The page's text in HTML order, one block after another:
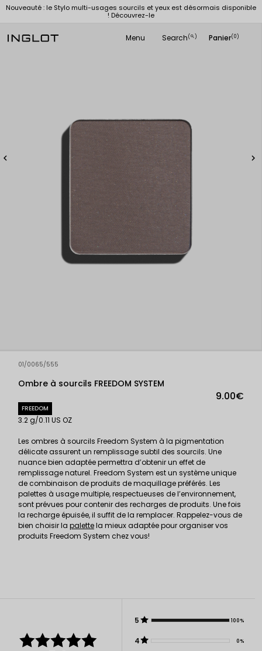
Nouveauté : le Stylo multi-usages sourcils et yeux est désormais disponible
! Découvrez-le
Menu Search(
search ) Panier(0)
 
01/0065/555
Ombre à sourcils FREEDOM SYSTEM
9.00€
FREEDOM
3.2 g/0.11 US OZ
Les ombres à sourcils Freedom System à la pigmentation
délicate assurent un remplissage subtil des sourcils. Une
nuance bien adaptée permettra d’obtenir un effet de
remplissage naturel. Freedom System est un système unique
de combinaison de produits de maquillage préférés. Les
palettes à usage multiple, respectueuses de l’environnement,
sont prévues pour contenir des recharges de produits. Une fois
la recharge épuisée, il suffit de la remplacer. Rappelez-vous de
bien choisir la palettela mieux adaptée pour organiser vos
produits Freedom System chez vous!
5 100%
4 0%